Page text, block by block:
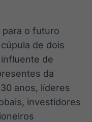
para o futuro
cúpula de dois
de
da
anos, líderes
investidores